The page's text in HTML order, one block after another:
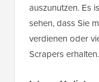
auszunutzen. Es
sehen, dass Sie
verdienen oder
Scrapers erhalten.